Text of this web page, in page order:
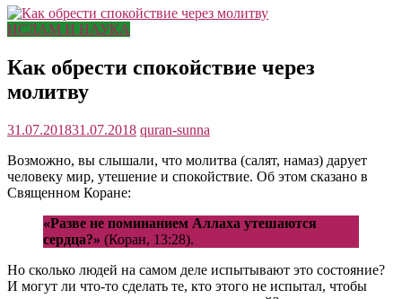
ИСЛАМ И НАУКА
Как обрести спокойствие через
молитву
31.07.201831.07.2018 quran-sunna
Возможно, вы слышали, что молитва (салят, намаз) дарует
человеку мир, утешение и спокойствие. Об этом сказано в
Священном Коране:
«Разве не поминанием Аллаха утешаются
сердца?» (Коран, 13:28).
Но сколько людей на самом деле испытывают это состояние?
И могут ли что-то сделать те, кто этого не испытал, чтобы